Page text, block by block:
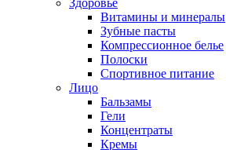
Здоровье
Витамины и минералы
Зубные пасты
Компрессионное белье
Полоски
Спортивное питание
Лицо
Бальзамы
Гели
Концентраты
Кремы